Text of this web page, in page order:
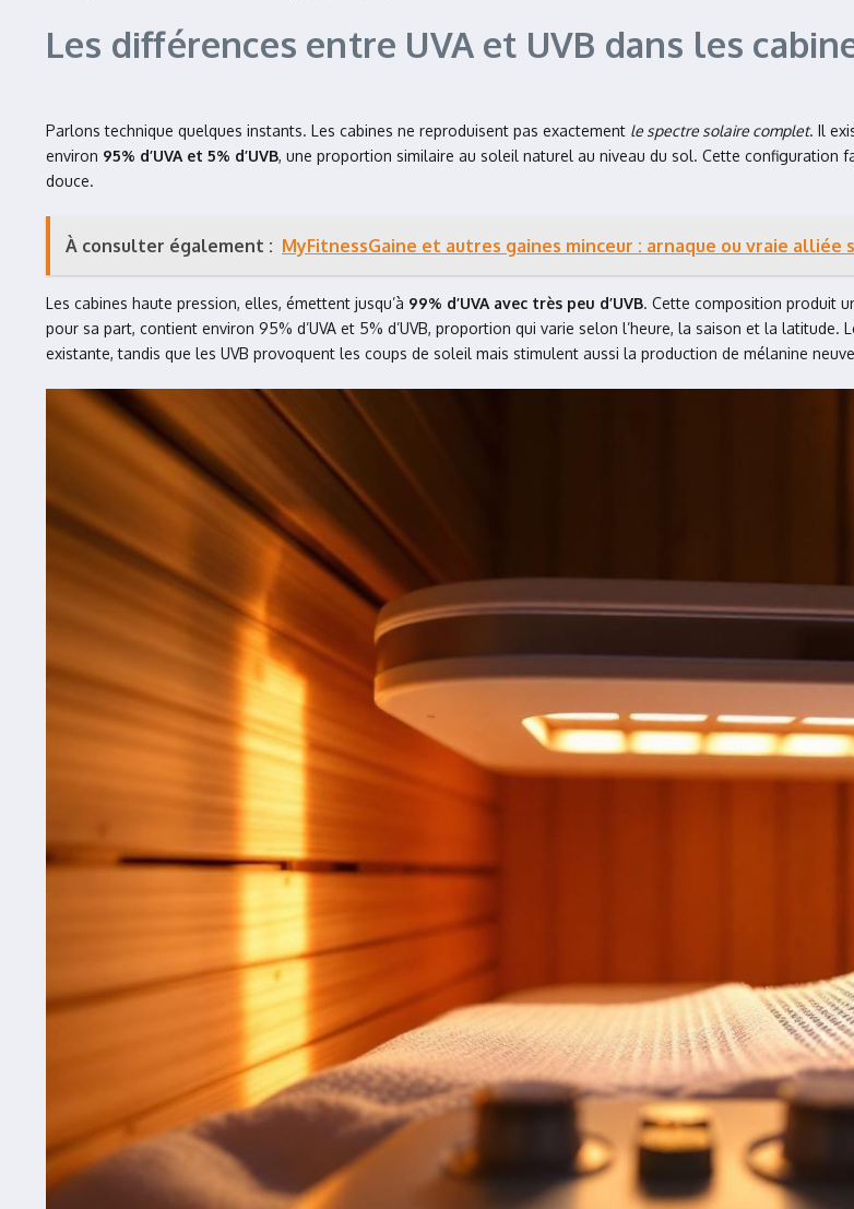
Les différences entre UVA et UVB dans les
Parlons technique quelques instants. Les cabines ne reproduisent pas exactement le spectre solaire complet. Il
environ 95% d’UVA et 5% d’UVB, une proportion similaire au soleil naturel au niveau du sol. Cette configuration
douce.
À consulter également : MyFitnessGaine et autres gaines minceur : arnaque ou vraie alliée
Les cabines haute pression, elles, émettent jusqu’à 99% d’UVA avec très peu d’UVB. Cette composition produit
pour sa part, contient environ 95% d’UVA et 5% d’UVB, proportion qui varie selon l’heure, la saison et la
existante, tandis que les UVB provoquent les coups de soleil mais stimulent aussi la production de mélanine